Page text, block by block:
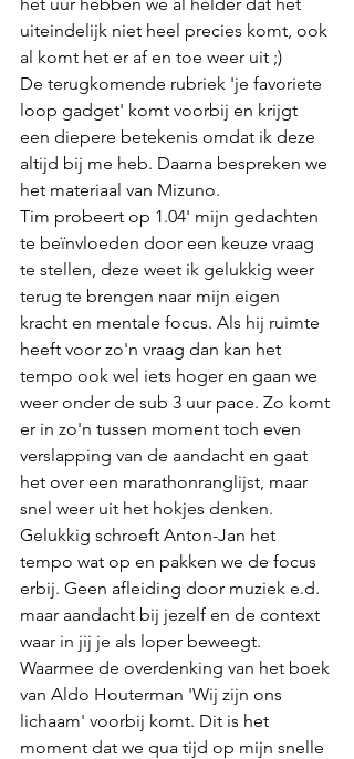
uiteindelijk niet heel precies komt, ook
al komt het er af en toe weer uit ;)
De terugkomende rubriek 'je favoriete
loop gadget' komt voorbij en krijgt
een diepere betekenis omdat ik deze
altijd bij me heb. Daarna bespreken we
het materiaal van Mizuno.
Tim probeert op 1.04' mijn gedachten
te beïnvloeden door een keuze vraag
te stellen, deze weet ik gelukkig weer
terug te brengen naar mijn eigen
kracht en mentale focus. Als hij ruimte
heeft voor zo'n vraag dan kan het
tempo ook wel iets hoger en gaan we
weer onder de sub 3 uur pace. Zo komt
er in zo'n tussen moment toch even
verslapping van de aandacht en gaat
het over een marathonranglijst, maar
snel weer uit het hokjes denken.
Gelukkig schroeft Anton-Jan het
tempo wat op en pakken we de focus
erbij. Geen afleiding door muziek e.d.
maar aandacht bij jezelf en de context
waar in jij je als loper beweegt.
Waarmee de overdenking van het boek
van Aldo Houterman 'Wij zijn ons
lichaam' voorbij komt. Dit is het
moment dat we qua tijd op mijn snelle